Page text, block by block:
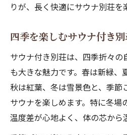
りが、長く快適にサウナ別荘を
四季を楽しむサウナ付き
サウナ付き別荘は、四季折々
も大きな魅力です。春は新緑、
秋は紅葉、冬は雪景色と、季節
サウナを楽しめます。特に冬場
温度差が心地よく、体の芯から